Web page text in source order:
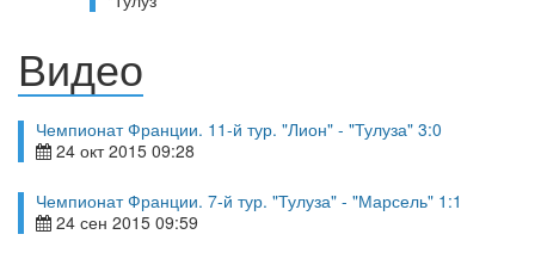
Видео
Чемпионат Франции. 11-й тур. "Лион" - "Тулуза" 3:0
24 окт 2015 09:28
Чемпионат Франции. 7-й тур. "Тулуза" - "Марсель" 1:1
24 сен 2015 09:59